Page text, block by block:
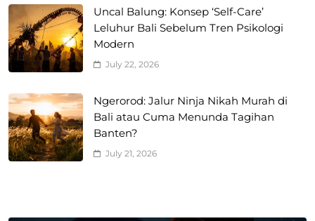
Uncal Balung: Konsep ‘Self-Care’
Leluhur Bali Sebelum Tren Psikologi
Modern
July 22, 2026
Ngerorod: Jalur Ninja Nikah Murah di
Bali atau Cuma Menunda Tagihan
Banten?
July 21, 2026